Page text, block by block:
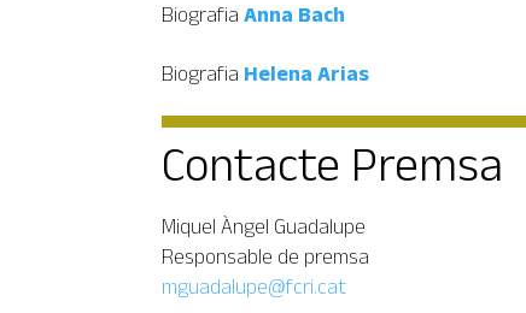
Biografia Anna Bach
Biografia Helena Arias
Contacte Premsa
Miquel Àngel Guadalupe
Responsable de premsa
mguadalupe@fcri.cat